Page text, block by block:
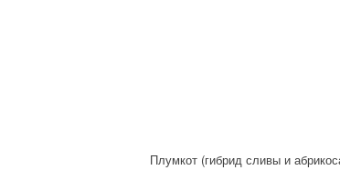
Плумкот (гибрид сливы и